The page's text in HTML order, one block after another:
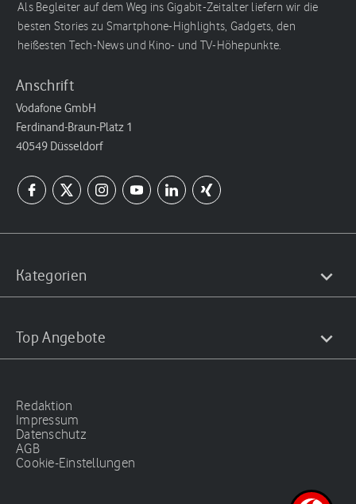
Als Begleiter auf dem Weg ins Gigabit-Zeitalter liefern wir die
besten Stories zu Smartphone-Highlights, Gadgets, den
heißesten Tech-News und Kino- und TV-Höhepunkte.
Anschrift
Vodafone GmbH
Ferdinand-Braun-Platz 1
40549 Düsseldorf
Kategorien
Top Angebote
Redaktion
Impressum
Datenschutz
AGB
Cookie-Einstellungen